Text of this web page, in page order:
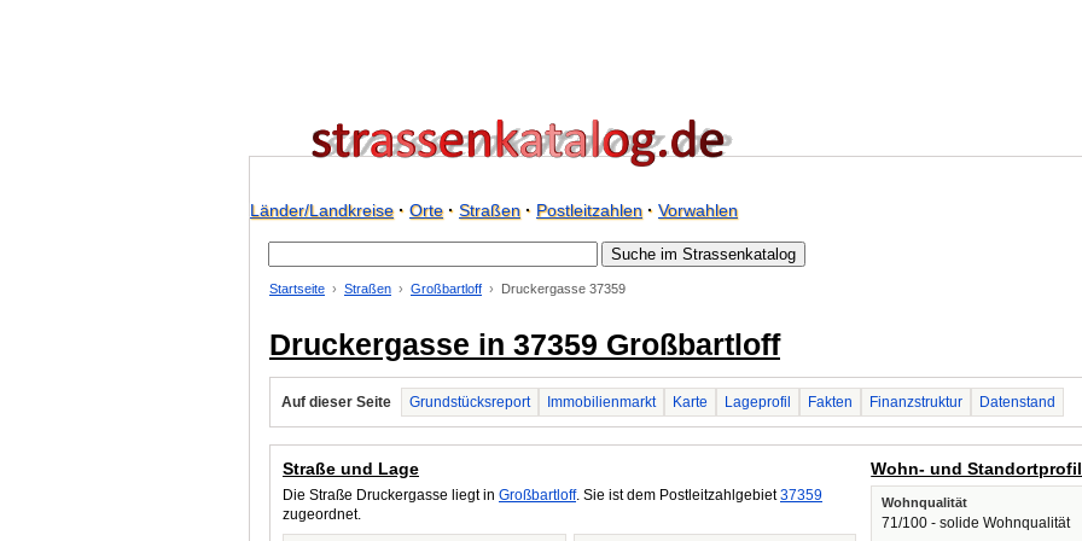
Länder/Landkreise· Orte· Straßen· Postleitzahlen· Vorwahlen
Startseite Straßen Großbartloff Druckergasse 37359
Druckergasse in 37359 Großbartloff
Auf dieser Seite Grundstücksreport Immobilienmarkt Karte Lageprofil Fakten Finanzstruktur Datenstand
Straße und Lage
Die Straße Druckergasse liegt in Großbartloff. Sie ist dem Postleitzahlgebiet37359
zugeordnet.
Wohn- und Standortprofil
Wohnqualität
71/100 - solide Wohnqualität